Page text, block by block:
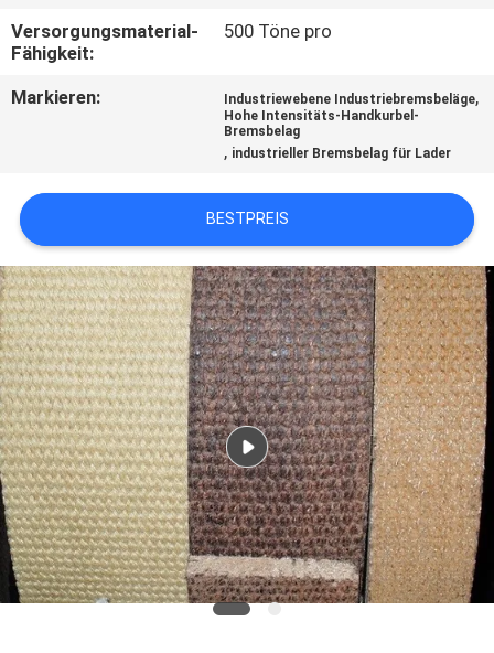
VERBINDUNG
ZITAT
SITEMAP
PRIVACY
POLICY
Versorgungsmaterial-
Fähigkeit:
500 Töne pro
Markieren: Industriewebene Industriebremsbeläge,
Hohe Intensitäts-Handkurbel-
Bremsbelag
, industrieller Bremsbelag für Lader
BESTPREIS